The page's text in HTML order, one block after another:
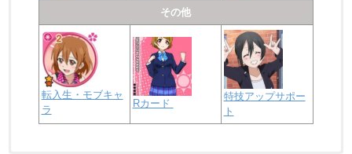
その他
転入生・モブキャ
ラ
Rカード
特技アップサポー
ト